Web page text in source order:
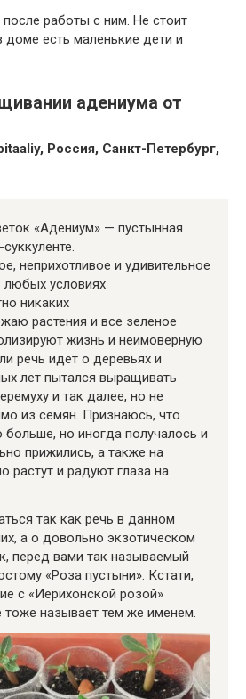
работы с ним. Не стоит
доме есть маленькие дети и
адениума от
Россия, Санкт-Петербург,
«Адениум» — пустынная
неприхотливое и удивительное
любых условиях
никаких
растения и все зеленое
жизнь и неимоверную
речь идет о деревьях и
лет пытался выращивать
и так далее, но не
из семян. Признаюсь, что
но иногда получалось и
прижились, а также на
растут и радуют глаза на
так как речь в данном
а о довольно экзотическом
перед вами так называемый
«Роза пустыни». Кстати,
с «Иерихонской розой»
тоже называет тем же именем.